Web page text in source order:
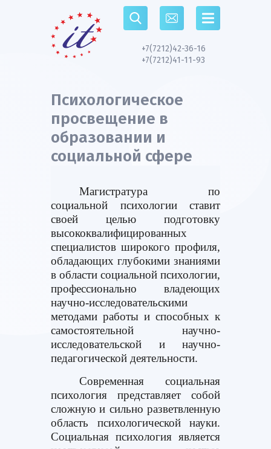
Перейти к основному содержанию
+7(7212)42-36-16
+7(7212)41-11-93
Психологическое
просвещение в
образовании и
социальной сфере
Магистратура по
социальной психологии ставит
своей целью подготовку
высококвалифицированных
специалистов широкого профиля,
обладающих глубокими знаниями
в области социальной психологии,
профессионально владеющих
научно-исследовательскими
методами работы и способных к
самостоятельной научно-
исследовательской и научно-
педагогической деятельности.
Современная социальная
психология представляет собой
сложную и сильно разветвленную
область психологической науки.
Социальная психология является